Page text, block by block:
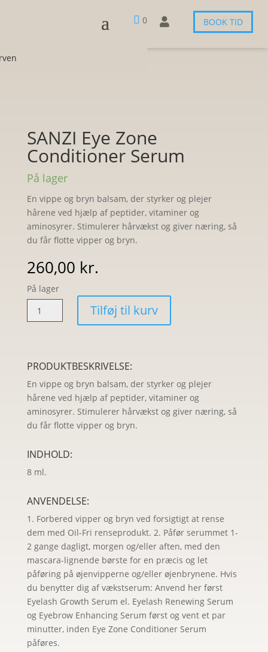
 0  BOOK TID
SANZI Eye Zone
Conditioner Serum
På lager
En vippe og bryn balsam, der styrker og plejer
hårene ved hjælp af peptider, vitaminer og
aminosyrer. Stimulerer hårvækst og giver næring, så
du får flotte vipper og bryn.
260,00 kr.
På lager
SANZI
Eye
Serum
Tilføj til kurv
PRODUKTBESKRIVELSE:
En vippe og bryn balsam, der styrker og plejer
hårene ved hjælp af peptider, vitaminer og
aminosyrer. Stimulerer hårvækst og giver næring, så
du får flotte vipper og bryn.
INDHOLD:
8 ml.
ANVENDELSE:
1. Forbered vipper og bryn ved forsigtigt at rense
dem med Oil-Fri renseprodukt. 2. Påfør serummet 1-
2 gange dagligt, morgen og/eller aften, med den
mascara-lignende børste for en præcis og let
påføring på øjenvipperne og/eller øjenbrynene. Hvis
du benytter dig af vækstserum: Anvend her først
Eyelash Growth Serum el. Eyelash Renewing Serum
og Eyebrow Enhancing Serum først og vent et par
minutter, inden Eye Zone Conditioner Serum
påføres.